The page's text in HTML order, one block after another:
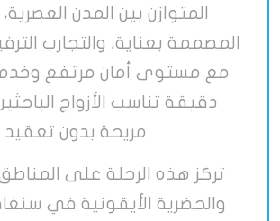
المتوازن بين المدن
المصممة بعناية، والتجارب
مع مستوى أمان مرتفع
دقيقة تناسب الأزواج
مريحة بدون تعقيد.
تركز هذه الرحلة على
والحضرية الأيقونية في